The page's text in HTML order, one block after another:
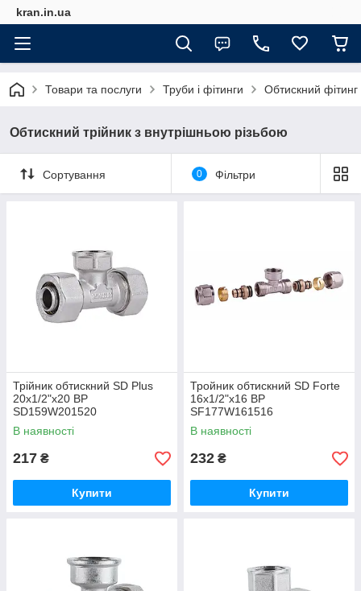
kran.in.ua
Товари та послуги Труби і фітинги Обтискний фітинг
Обтискний трійник з внутрішньою різьбою
Сортування 0 Фільтри
Трійник обтискний SD Plus
20х1/2"х20 ВР
SD159W201520
В наявності
217 ₴
Купити
Тройник обтискний SD Forte
16х1/2"х16 ВР
SF177W161516
В наявності
232 ₴
Купити